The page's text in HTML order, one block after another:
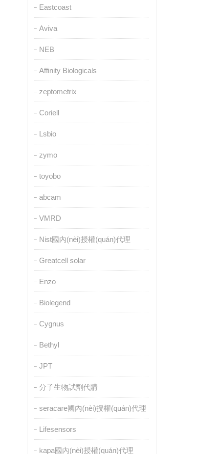
Eastcoast
Aviva
NEB
Affinity Biologicals
zeptometrix
Coriell
Lsbio
zymo
toyobo
abcam
VMRD
Nist國內(nèi)授權(quán)代理
Greatcell solar
Enzo
Biolegend
Cygnus
Bethyl
JPT
分子生物試劑代購
seracare國內(nèi)授權(quán)代理
Lifesensors
kapa國內(nèi)授權(quán)代理